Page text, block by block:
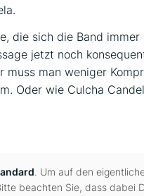
die sich die Band
jetzt noch
muss man weniger
Oder wie Culcha
. Um auf den
beachten Sie, dass dabei